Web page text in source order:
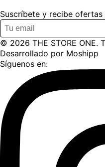
Suscríbete y recibe ofertas
© 2026 THE STORE ONE.
Desarrollado por Moshipp
Síguenos en: